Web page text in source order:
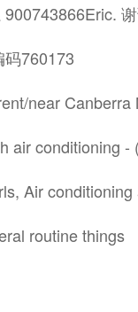
谢
760173
near Canberra
air conditioning -
Air
routine things